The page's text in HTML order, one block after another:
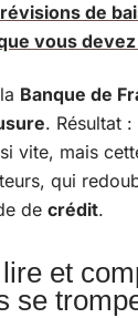
de
vous
Banque de
. Résultat
vite, mais
qui
de crédit.
et
se